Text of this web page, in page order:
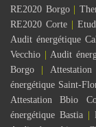
RE2020 Borgo|
RE2020 Corte
Audit énergétique
Vecchio
Audit
Borgo
énergétique Saint-
Attestation Bbio
énergétique Bastia